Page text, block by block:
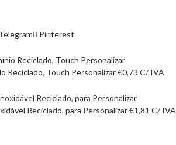
Pinterest
Reciclado, Touch Personalizar€0,73 C/ IVA
Reciclado, para Personalizar€1,81 C/ IVA